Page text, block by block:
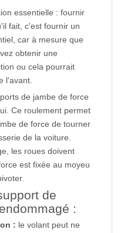
essentielle : fournir
fait, c'est fournir un
car à mesure que
obtenir une
ou cela pourrait
l'avant.
de jambe de force
Ce roulement permet
de force de tourner
de la voiture.
les roues doivent
est fixée au moyeu
de
:
: le volant peut ne